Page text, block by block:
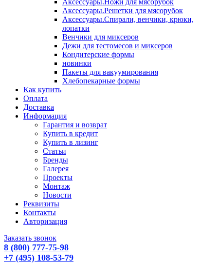
Аксессуары.Ножи для мясорубок
Аксессуары.Решетки для мясорубок
Аксессуары.Спирали, венчики, крюки,
лопатки
Венчики для миксеров
Дежи для тестомесов и миксеров
Кондитерские формы
новинки
Пакеты для вакуумирования
Хлебопекарные формы
Как купить
Оплата
Доставка
Информация
Гарантия и возврат
Купить в кредит
Купить в лизинг
Статьи
Бренды
Галерея
Проекты
Монтаж
Новости
Реквизиты
Контакты
Авторизация
Заказать звонок
8 (800) 777-75-98
+7 (495) 108-53-79